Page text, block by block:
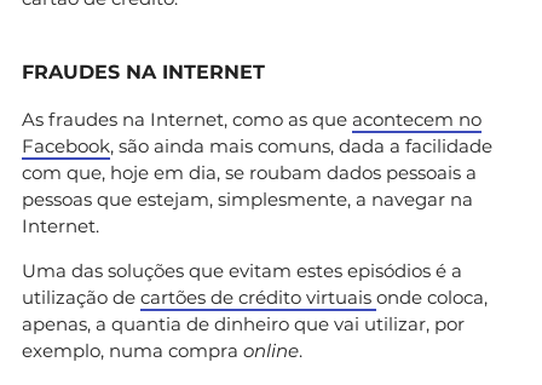
FRAUDES NA INTERNET
As fraudes na Internet, como as que acontecem no
Facebook, são ainda mais comuns, dada a facilidade
com que, hoje em dia, se roubam dados pessoais a
pessoas que estejam, simplesmente, a navegar na
Internet.
Uma das soluções que evitam estes episódios é a
utilização de cartões de crédito virtuais onde coloca,
apenas, a quantia de dinheiro que vai utilizar, por
exemplo, numa compra online.